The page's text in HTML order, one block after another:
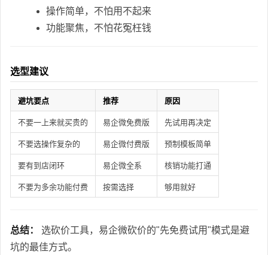
操作简单，不怕用不起来
功能聚焦，不怕花冤枉钱
选型建议
避坑要点 推荐 原因
不要一上来就买贵的 易企微免费版 先试用再决定
不要选操作复杂的 易企微付费版 预制模板简单
要有到店闭环 易企微全系 核销功能打通
不要为多余功能付费 按需选择 够用就好
总结：
选砍价工具，易企微砍价的"先免费试用"模式是避
坑的最佳方式。